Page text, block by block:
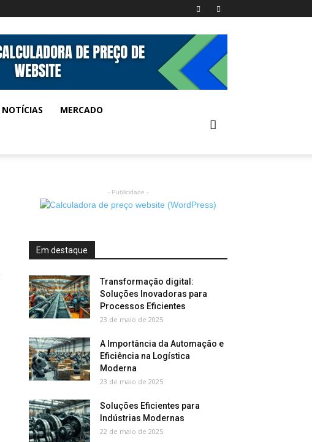
NOTÍCIAS MERCADO
- Publicidade -
Em destaque
Transformação digital:
Soluções Inovadoras para
Processos Eficientes
23 de maio de 2025
A Importância da Automação e
Eficiência na Logística
Moderna
23 de maio de 2025
Soluções Eficientes para
Indústrias Modernas
22 de maio de 2025